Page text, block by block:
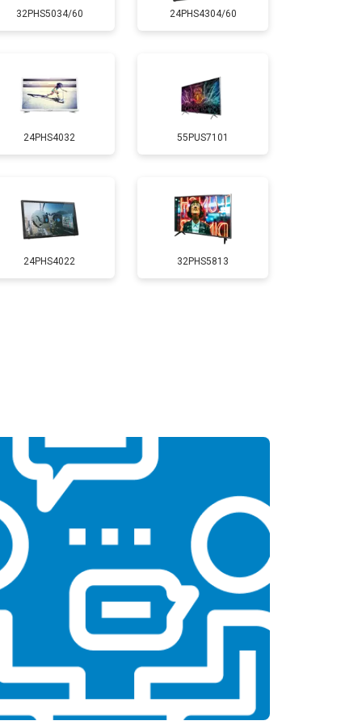
5200 ₽ Заказать
3100 ₽ Заказать
3700 ₽ Заказать
5500 ₽ Заказать
3900 ₽
32PHS5034/60 24PHS4304/60
24PHS4032 55PUS7101
24PHS4022 32PHS5813